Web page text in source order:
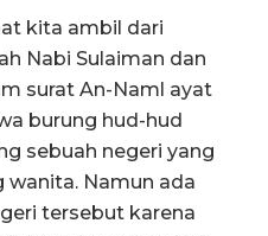
kita ambil dari
Nabi Sulaiman dan
surat An-Naml ayat
burung hud-hud
sebuah negeri yang
wanita. Namun ada
tersebut karena